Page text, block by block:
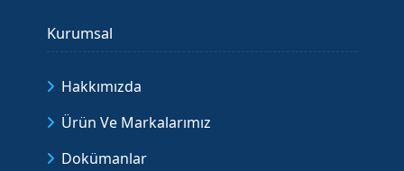
Kurumsal
Hakkımızda
Ürün Ve Markalarımız
Dokümanlar